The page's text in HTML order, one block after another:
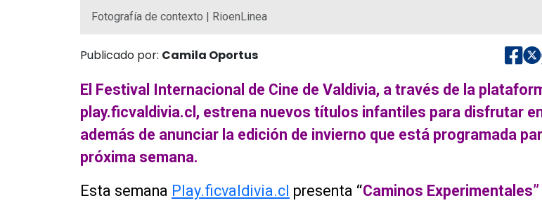
Fotografía de contexto | RioenLinea
Publicado por: Camila Oportus
El Festival Internacional de Cine de Valdivia, a través de la
play.ficvaldivia.cl, estrena nuevos títulos infantiles para disfrutar
además de anunciar la edición de invierno que está programada
próxima semana.
Esta semana Play.ficvaldivia.cl presenta “Caminos Experimentales”